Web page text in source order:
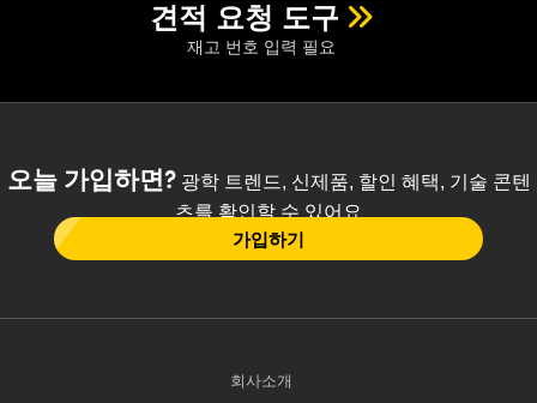
견적 요청 도구
재고 번호 입력 필요
오늘 가입하면?광학 트렌드, 신제품, 할인 혜택, 기술 콘텐
츠를 확인할 수 있어요
가입하기
회사소개